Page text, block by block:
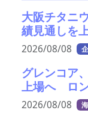
大阪チタニ
績見通しを
2026/08/08
グレンコア
上場へ ロ
2026/08/08